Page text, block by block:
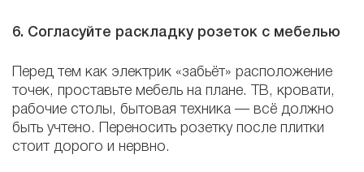
6. Согласуйте раскладку розеток с мебелью
Перед тем как электрик «забьёт» расположение
точек, проставьте мебель на плане. ТВ, кровати,
рабочие столы, бытовая техника — всё должно
быть учтено. Переносить розетку после плитки
стоит дорого и нервно.